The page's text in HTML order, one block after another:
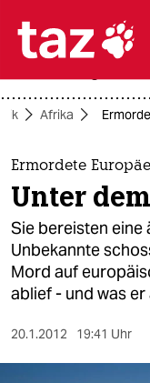

themen
politik
öko
gesellschaft
kultur
sport
Afrika
Ermordete
Unter
Sie bereisten eine
Unbekannte
Mord auf
ablief - und was er
20.1.2012 19:41 Uhr